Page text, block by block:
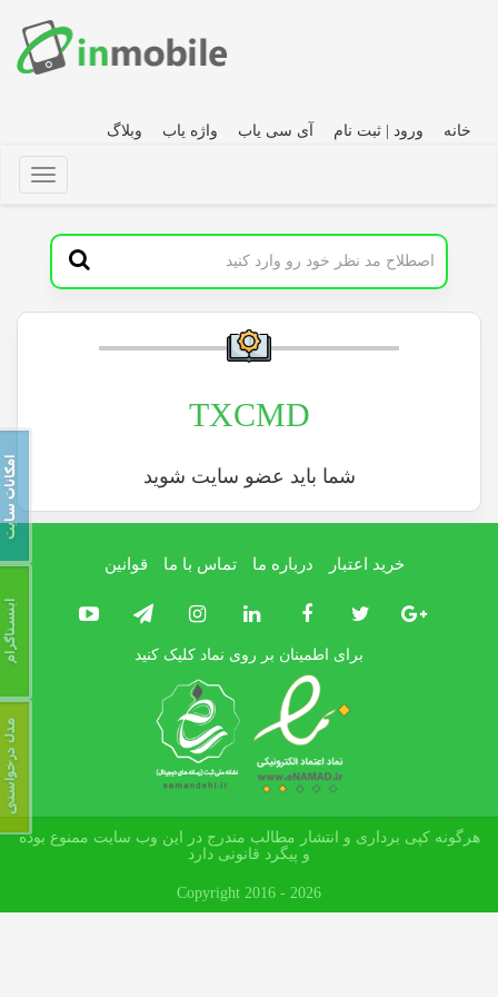
خانه ورود | ثبت نام آی سی یاب واژه یاب وبلاگ
TXCMD
شما باید عضو سایت شوید
خرید اعتبار درباره ما تماس با ما قوانین
برای اطمینان بر روی نماد کلیک کنید
هرگونه کپی برداری و انتشار مطالب مندرج در این وب سایت ممنوع بوده
و پیگرد قانونی دارد
Copyright 2016 - 2026